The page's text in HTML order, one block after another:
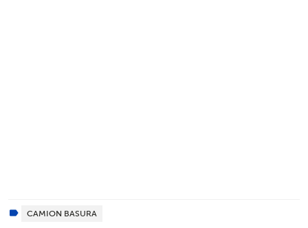
CAMION BASURA